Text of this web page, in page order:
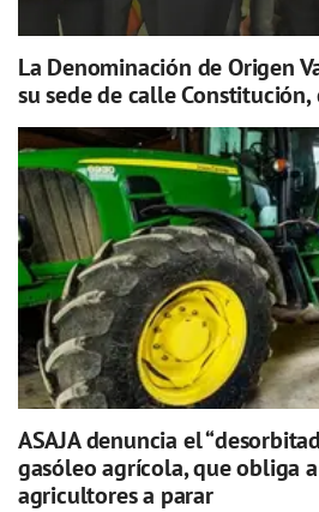
La Denominación de Origen
su sede de calle Constitución,
ASAJA denuncia el
gasóleo agrícola, que obliga
agricultores a parar